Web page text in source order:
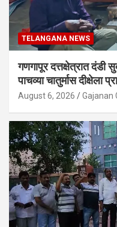
TELANGANA NEWS
गणगापूर दत्तक्षेत्रात दंडी
पाचव्या चातुर्मास दीक्षेला
August 6, 2026 Gajanan